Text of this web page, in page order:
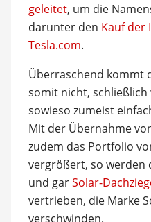
geleitet, um die
darunter den Kauf der
Tesla.com.
Überraschend kommt
somit nicht,
sowieso zumeist
Mit der Übernahme
zudem das Portfolio
vergrößert, so werden
und garSolar-
vertrieben, die Marke
verschwinden.